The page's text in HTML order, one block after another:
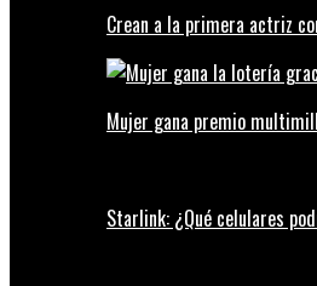
Crean a la primera actriz
Mujer gana premio
Starlink: ¿Qué celulares